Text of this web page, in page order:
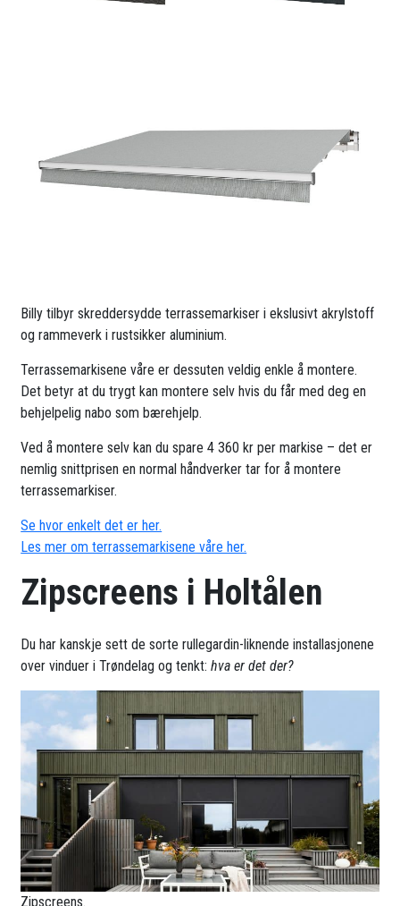
Billy tilbyr skreddersydde terrassemarkiser i ekslusivt akrylstoff
og rammeverk i rustsikker aluminium.
Terrassemarkisene våre er dessuten veldig enkle å montere.
Det betyr at du trygt kan montere selv hvis du får med deg en
behjelpelig nabo som bærehjelp.
Ved å montere selv kan du spare 4 360 kr per markise – det er
nemlig snittprisen en normal håndverker tar for å montere
terrassemarkiser.
Se hvor enkelt det er her.
Les mer om terrassemarkisene våre her.
Zipscreens i Holtålen
Du har kanskje sett de sorte rullegardin-liknende installasjonene
over vinduer i Trøndelag og tenkt:hva er det der?
Zipscreens.